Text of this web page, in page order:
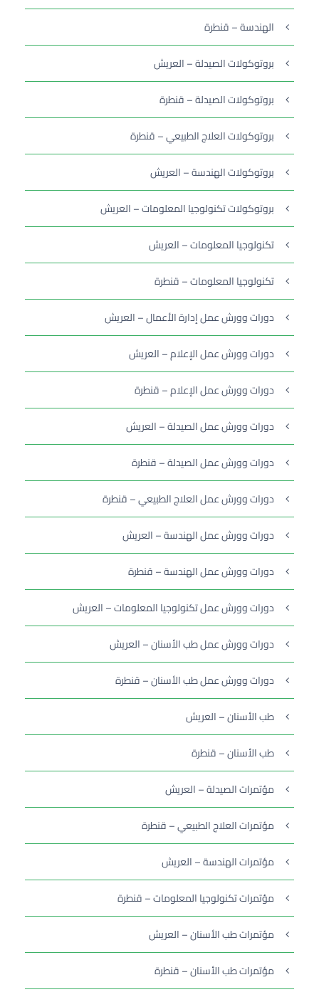
الهندسة – قنطرة
بروتوكولات الصيدلة – العريش
بروتوكولات الصيدلة – قنطرة
بروتوكولات العلاج الطبيعي – قنطرة
بروتوكولات الهندسة – العريش
بروتوكولات تكنولوجيا المعلومات – العريش
تكنولوجيا المعلومات – العريش
تكنولوجيا المعلومات – قنطرة
دورات وورش عمل إدارة الأعمال – العريش
دورات وورش عمل الإعلام – العريش
دورات وورش عمل الإعلام – قنطرة
دورات وورش عمل الصيدلة – العريش
دورات وورش عمل الصيدلة – قنطرة
دورات وورش عمل العلاج الطبيعي – قنطرة
دورات وورش عمل الهندسة – العريش
دورات وورش عمل الهندسة – قنطرة
دورات وورش عمل تكنولوجيا المعلومات – العريش
دورات وورش عمل طب الأسنان – العريش
دورات وورش عمل طب الأسنان – قنطرة
طب الأسنان – العريش
طب الأسنان – قنطرة
مؤتمرات الصيدلة – العريش
مؤتمرات العلاج الطبيعي – قنطرة
مؤتمرات الهندسة – العريش
مؤتمرات تكنولوجيا المعلومات – قنطرة
مؤتمرات طب الأسنان – العريش
مؤتمرات طب الأسنان – قنطرة